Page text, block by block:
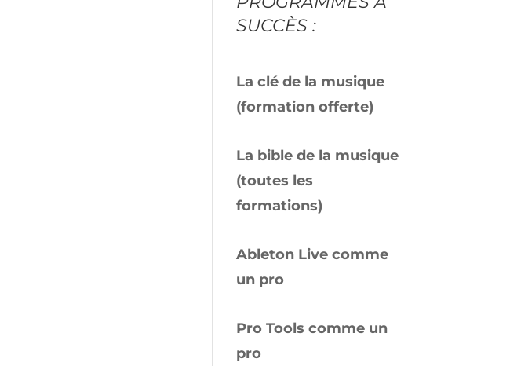
SUCCÈS :
La clé de la musique
(formation offerte)
La bible de la musique
(toutes les
formations)
Ableton Live comme
un pro
Pro Tools comme un
pro